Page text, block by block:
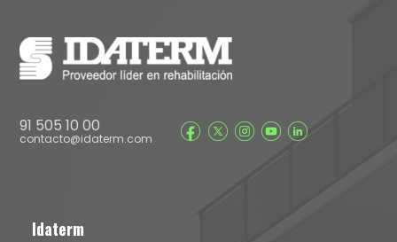
91 505 10 00
contacto@idaterm.com
Idaterm